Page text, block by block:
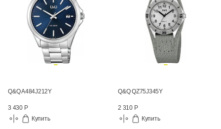
Q&Q A484J212Y
3 430 Р
Купить
Q&Q QZ75J345Y
2 310 Р
Купить